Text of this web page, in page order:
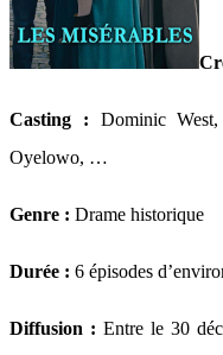
Casting : Dominic
Oyelowo, …
Genre : Drame historique
Durée : 6 épisodes
Diffusion : Entre le 30